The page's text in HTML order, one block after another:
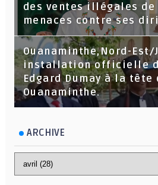
des ventes illégales
menaces contre ses
Ouanaminthe,Nord-Est/
installation officielle
Edgard Dumay à la tête
Ouanaminthe.
ARCHIVE